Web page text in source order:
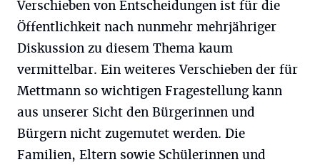
Verschieben von Entscheidungen ist für die
Öffentlichkeit nach nunmehr mehrjähriger
Diskussion zu diesem Thema kaum
vermittelbar. Ein weiteres Verschieben der für
Mettmann so wichtigen Fragestellung kann
aus unserer Sicht den Bürgerinnen und
Bürgern nicht zugemutet werden. Die
Familien, Eltern sowie Schülerinnen und